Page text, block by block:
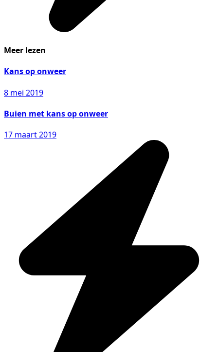
Meer lezen
Kans op onweer
8 mei 2019
Buien met kans op onweer
17 maart 2019